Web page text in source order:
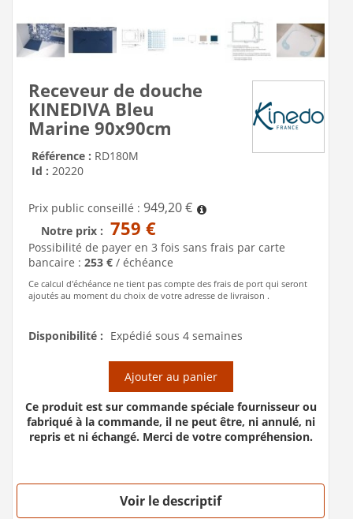
Receveur de douche
KINEDIVA Bleu
Marine 90x90cm
Référence : RD180M
Id : 20220
Prix public conseillé : 949,20 €
Notre prix : 759 €
Possibilité de payer en 3 fois sans frais par carte
bancaire : 253 € / échéance
Ce calcul d'échéance ne tient pas compte des frais de port qui seront
ajoutés au moment du choix de votre adresse de livraison .
Disponibilité : Expédié sous 4 semaines
Ajouter au panier
Ce produit est sur commande spéciale fournisseur ou
fabriqué à la commande, il ne peut être, ni annulé, ni
repris et ni échangé. Merci de votre compréhension.
Voir le descriptif